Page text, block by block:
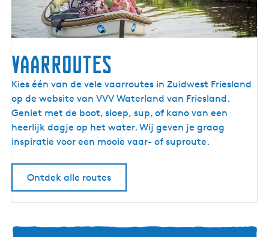
r
i
e
l
a
d
Vaarroutes
V
a
a
r
r
Kies één van de vele vaarroutes in Zuidwest Friesland
op de website van VVV Waterland van Friesland.
Geniet met de boot, sloep, sup, of kano van een
heerlijk dagje op het water. Wij geven je graag
inspiratie voor een mooie vaar- of suproute.
Ontdek alle routes